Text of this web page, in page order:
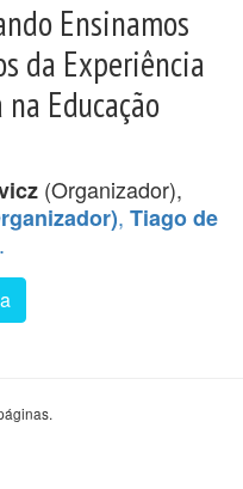
Ensinamos
da Experiência
Educação
(Organizador),
, Tiago de
.